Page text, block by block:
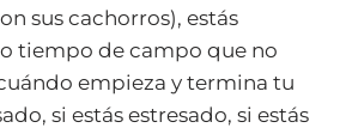
sus cachorros), estás
tiempo de campo que no
empieza y termina tu
si estás estresado, si estás